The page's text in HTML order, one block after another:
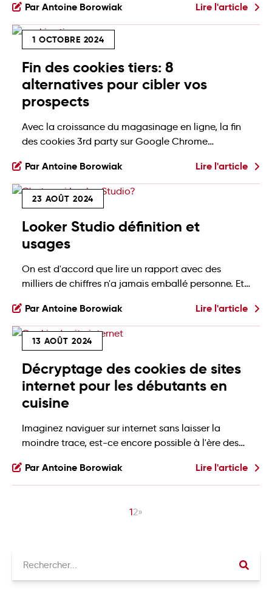
Analytics peut vous aider à transformer ces
données brutes en informations précieuses 💡. En
2020, Google a lancé Google Analytics 4 (ou GA4),
une nouvelle […]
Par Antoine Borowiak Lire l'article
1 OCTOBRE 2024
Fin des cookies tiers: 8
alternatives pour cibler vos
prospects
Avec la croissance du magasinage en ligne, la fin
des cookies 3rd party sur Google Chrome
pour tous les acteurs de la publicité web ciblée. Le
futur du reciblage publicitaire est aujourd’hui
incertain. En 2020, Google annonçait l’arrêt
navigateur Chrome d’ici […]
Par Antoine Borowiak Lire l'article
23 AOÛT 2024
Looker Studio définition et
usages
On est d'accord que lire un rapport avec des
milliers de chiffres n'a jamais emballé personne. Et
attentive, vous n'ayez rien retenu du tout 🙃. C'est
parce que sans visuels, on retient moins bien. En
effet, selon une étude du professeur John Medina,
Par Antoine Borowiak Lire l'article
13 AOÛT 2024
Décryptage des cookies de sites
internet pour les débutants en
cuisine
Imaginez naviguer sur internet sans laisser la
moindre trace, est-ce encore possible à l'ère des
omniprésents sur les plateformes en ligne jouent un
rôle crucial dans notre expérience de navigation.
incontournable pour personnaliser votre
Par Antoine Borowiak Lire l'article
12»